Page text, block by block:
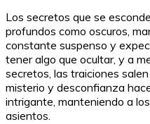
Los secretos que se
profundos como oscuros,
constante suspenso y
tener algo que ocultar, y a
secretos, las traiciones
misterio y desconfianza
intrigante, manteniendo a
asientos.